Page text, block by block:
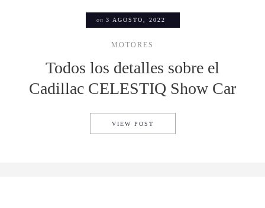
on 3 AGOSTO, 2022
MOTORES
Todos los detalles sobre el
Cadillac CELESTIQ Show Car
VIEW POST